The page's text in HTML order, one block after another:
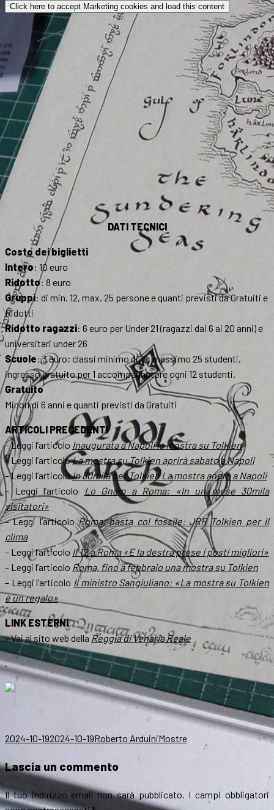
Click here to accept Marketing cookies and load this content
DATI TECNICI
Costo dei biglietti
Intero: 10 euro
Ridotto: 8 euro
Gruppi: di min. 12, max. 25 persone e quanti previsti da Gratuiti e
Ridotti
Ridotto ragazzi: 6 euro per Under 21 (ragazzi dai 6 ai 20 anni) e
universitari under 26
Scuole: 3 euro; classi minimo di 12, massimo 25 studenti,
ingresso gratuito per 1 accompagnatore ogni 12 studenti.
Gratuito
Minori di 6 anni e quanti previsti da Gratuiti
ARTICOLI PRECEDENTI
– Leggi l’articolo Inaugurata a Napoli la mostra su Tolkien
– Leggi l’articoloLa mostra su Tolkien aprirà sabato a Napoli
– Leggi l’articoloIn 80mila per Tolkien La mostra andrà a Napoli
– Leggi l’articolo Lo Gnam a Roma: «In un mese 30mila
visitatori»
– Leggi l’articoloRoma, basta col fossile: JRR Tolkien per il
clima
– Leggi l’articolo Il 12 a Roma «E la destra prese i posti migliori»
– Leggi l’articolo Roma, fino a febbraio una mostra su Tolkien
– Leggi l’articolo Il ministro Sangiuliano: «La mostra su Tolkien
è un regalo»
LINK ESTERNI
– Vai al sito web della Reggia di Venaria Reale
.
Scritto
2024-10-192024-10-19Autore
Roberto ArduiniCategorie
Mostre
Lascia un commento
Il tuo indirizzo email non sarà pubblicato.
I campi obbligatori